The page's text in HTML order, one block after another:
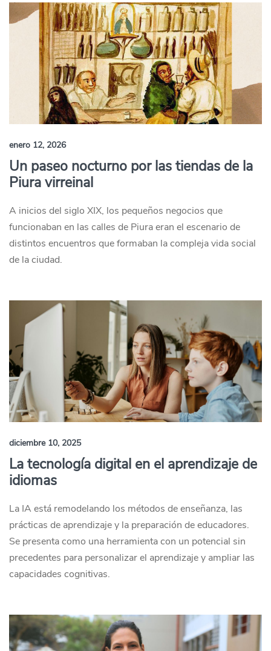
enero 12, 2026
Un paseo nocturno por las tiendas de la
Piura virreinal
A inicios del siglo XIX, los pequeños negocios que
funcionaban en las calles de Piura eran el escenario de
distintos encuentros que formaban la compleja vida social
de la ciudad.
diciembre 10, 2025
La tecnología digital en el aprendizaje de
idiomas
La IA está remodelando los métodos de enseñanza, las
prácticas de aprendizaje y la preparación de educadores.
Se presenta como una herramienta con un potencial sin
precedentes para personalizar el aprendizaje y ampliar las
capacidades cognitivas.